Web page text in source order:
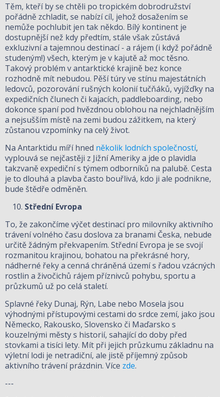
Těm, kteří by se chtěli po tropickém dobrodružství
pořádně zchladit, se nabízí cíl, jehož dosažením se
nemůže pochlubit jen tak někdo. Bílý kontinent je
dostupnější než kdy předtím, stále však zůstává
exkluzivní a tajemnou destinací - a rájem (i když pořádně
studeným!) všech, kterým je v kajutě až moc těsno.
Takový problém v antarktické krajině bez konce
rozhodně mít nebudou. Pěší túry ve stínu majestátních
ledovců, pozorování rušných kolonií tučňáků, vyjížďky na
expedičních člunech či kajacích, paddleboarding, nebo
dokonce spaní pod hvězdnou oblohou na nejchladnějším
a nejsušším místě na zemi budou zážitkem, na který
zůstanou vzpomínky na celý život.
Na Antarktidu míří hned několik lodních společností,
vyplouvá se nejčastěji z Jižní Ameriky a jde o plavidla
takzvaně expediční s týmem odborníků na palubě. Cesta
je to dlouhá a plavba často bouřlivá, kdo ji ale podnikne,
bude štědře odměněn.
Střední Evropa
To, že zakončíme výčet destinací pro milovníky aktivního
trávení volného času doslova za branami Česka, nebude
určitě žádným překvapením. Střední Evropa je se svojí
rozmanitou krajinou, bohatou na překrásné hory,
nádherné řeky a cenná chráněná území s řadou vzácných
rostlin a živočichů rájem příznivců pohybu, sportu a
průzkumů už po celá staletí.
Splavné řeky Dunaj, Rýn, Labe nebo Mosela jsou
výhodnými přístupovými cestami do srdce zemí, jako jsou
Německo, Rakousko, Slovensko či Maďarsko s
kouzelnými městy s historií, sahající do doby před
stovkami a tisíci lety. Mít při jejich průzkumu základnu na
výletní lodi je netradiční, ale jistě příjemný způsob
aktivního trávení prázdnin. Více zde.
---